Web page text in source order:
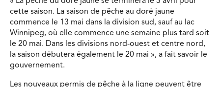
cette saison. La saison de pêche au doré jaune
commence le 13 mai dans la division sud, sauf au lac
Winnipeg, où elle commence une semaine plus tard soit
le 20 mai. Dans les divisions nord-ouest et centre nord,
la saison débutera également le 20 mai », a fait savoir le
gouvernement.
Les nouveaux permis de pêche à la ligne peuvent être